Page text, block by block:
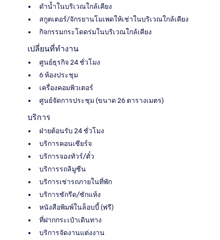
ดำน้ำในบริเวณใกล้เคียง
สกูตเตอร์/จักรยานโมเพดให้เช่าในบริเวณใกล้เคียง
กิจกรรมกระโดดร่มในบริเวณใกล้เคียง
เปลี่ยนที่ทำงาน
ศูนย์ธุรกิจ 24 ชั่วโมง
6 ห้องประชุม
เครื่องคอมพิวเตอร์
ศูนย์จัดการประชุม (ขนาด 26 ตารางเมตร)
บริการ
ฝ่ายต้อนรับ 24 ชั่วโมง
บริการคอนเซียร์จ
บริการจองทัวร์/ตั๋ว
บริการรถลิมูซีน
บริการเช่ารถภายในที่พัก
บริการซักรีด/ซักแห้ง
หนังสือพิมพ์ในล็อบบี้ (ฟรี)
ที่ฝากกระเป๋าเดินทาง
บริการจัดงานแต่งงาน